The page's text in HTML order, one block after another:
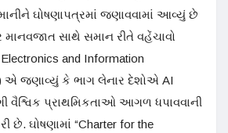
માનીને ઘોષણાપત્રમાં જણાવવામાં આવ્યું છે
સાથે સમાન રીતે વહેંચાવો
and Information
એ જણાવ્યું કે ભાગ લેનાર દેશોએ AI
વૈશ્વિક પ્રાથમિકતાઓ આગળ ધપાવવાની
છે. ઘોષણામાં “Charter for the